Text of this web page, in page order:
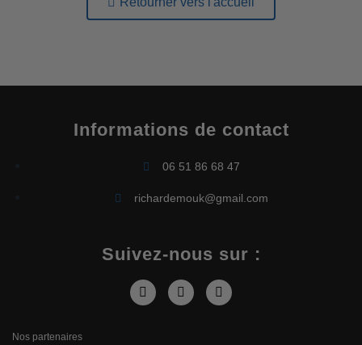
Informations de contact
06 51 86 68 47
richardemouk@gmail.com
Suivez-nous sur :
Nos partenaires